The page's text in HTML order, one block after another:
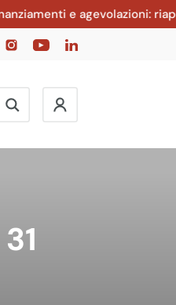
e agevolazioni: